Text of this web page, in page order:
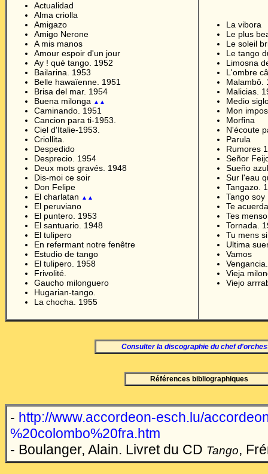
Actualidad
Alma criolla
Amigazo
Amigo Nerone
A mis manos
Amour espoir d'un jour
Ay ! qué tango. 1952
Bailarina. 1953
Belle hawaïenne. 1951
Brisa del mar. 1954
Buena milonga
▲▲
Caminando. 1951
Cancion para ti-1953.
Ciel d'Italie-1953.
Criollita.
Despedido
Desprecio. 1954
Deux mots gravés. 1948
Dis-moi ce soir
Don Felipe
El charlatan
▲▲
El peruviano
El puntero. 1953
El santuario. 1948
El tulipero
En refermant notre fenêtre
Estudio de tango
El tulipero. 1958
Frivolité.
Gaucho milonguero
Hugarian-tango.
La chocha. 1955
La vibora
Le plus
Le soleil
Le tango
Limosna
L'ombre
Malambô.
Malicias.
Medio
Mon
Morfina
N'écoute
Parula
Rumores
Señor
Sueño azul
Sur l'eau
Tangazo.
Tango soy
Te
Tes
Tornada.
Tu mens
Ultima
Vamos
Vieja
Viejo
Consulter la discographie du chef
Références bibliographiques
- http://www.accordeon-esch.lu/
%20colombo%20fra.htm
- Boulanger, Alain. Livret du CD Tango,